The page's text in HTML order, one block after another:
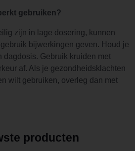
gebruiken?
zijn in lage dosering, kunnen
bijwerkingen geven. Houd je
dagdosis. Gebruik kruiden met
af. Als je gezondheidsklachten
wilt gebruiken, overleg dan met
producten